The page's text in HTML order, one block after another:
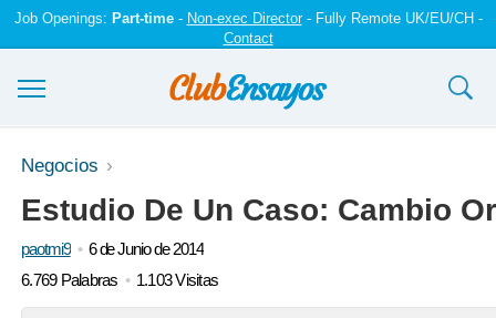
Job Openings: Part-time- Non-exec Director- Fully Remote UK/EU/CH -
Contact
Ensayos y trabajos
Registrarse
Iniciar sesión
Negocios
Estudio De Un Caso: Cambio
paotmi9
6 de Junio de 2014
6.769 Palabras
1.103 Visitas